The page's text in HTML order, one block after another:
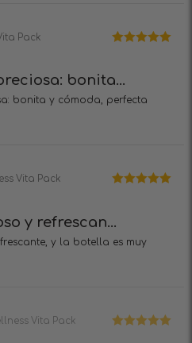
Pack
bonita...
bonita y cómoda, perfecta
Vita Pack
y refrescan...
y la botella es muy
Vita Pack